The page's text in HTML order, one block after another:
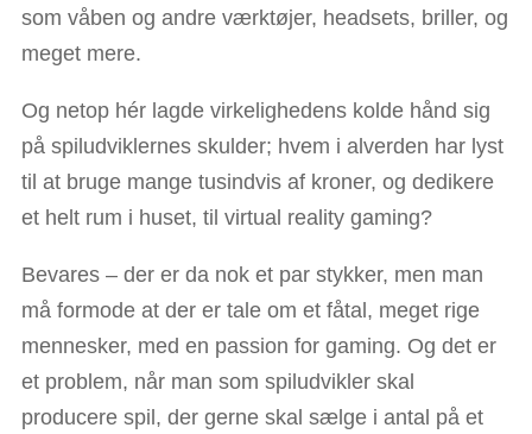
som våben og andre værktøjer, headsets, briller, og
meget mere.
Og netop hér lagde virkelighedens kolde hånd sig
på spiludviklernes skulder; hvem i alverden har lyst
til at bruge mange tusindvis af kroner, og dedikere
et helt rum i huset, til virtual reality gaming?
Bevares – der er da nok et par stykker, men man
må formode at der er tale om et fåtal, meget rige
mennesker, med en passion for gaming. Og det er
et problem, når man som spiludvikler skal
producere spil, der gerne skal sælge i antal på et